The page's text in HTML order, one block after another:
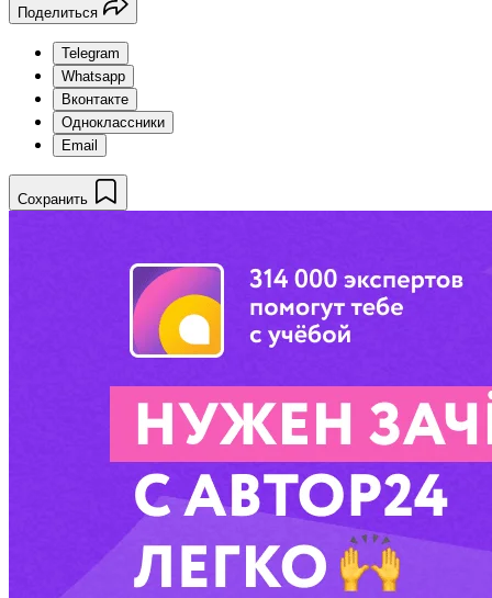
Поделиться
Telegram
Whatsapp
Вконтакте
Одноклассники
Email
Сохранить